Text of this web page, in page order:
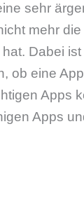
sehr
mehr
Dabei
ob eine
Apps
Apps